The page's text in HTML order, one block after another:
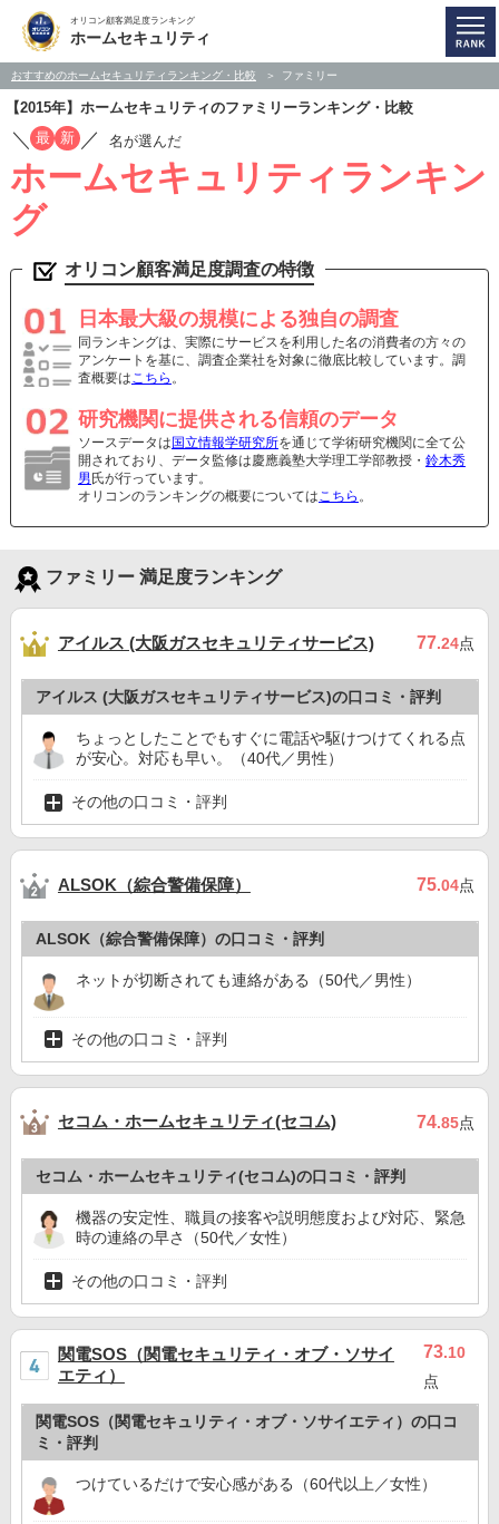
オリコン顧客満足度ランキング
ホームセキュリティ
おすすめのホームセキュリティランキング・比較 ファミリー
【2015年】ホームセキュリティのファミリーランキング・比較
／ 最 新 ／ 名が選んだ
ホームセキュリティランキン
グ
オリコン顧客満足度調査の特徴
日本最大級の規模による独自の調査
同ランキングは、実際にサービスを利用した名の消費者の方々の
アンケートを基に、調査企業社を対象に徹底比較しています。調
査概要はこちら 。
研究機関に提供される信頼のデータ
ソースデータは 国立情報学研究所を通じて学術研究機関に全て公
開されており、データ監修は慶應義塾大学理工学部教授・ 鈴木秀
男 氏が行っています。
オリコンのランキングの概要についてはこちら 。
ファミリー 満足度ランキング
アイルス (大阪ガスセキュリティサービス) 77.24点
アイルス (大阪ガスセキュリティサービス)の口コミ・評判
ちょっとしたことでもすぐに電話や駆けつけてくれる点
が安心。対応も早い。（40代／男性）
その他の口コミ・評判
ALSOK（綜合警備保障） 75.04点
ALSOK（綜合警備保障）の口コミ・評判
ネットが切断されても連絡がある（50代／男性）
その他の口コミ・評判
セコム・ホームセキュリティ(セコム) 74.85点
セコム・ホームセキュリティ(セコム)の口コミ・評判
機器の安定性、職員の接客や説明態度および対応、緊急
時の連絡の早さ（50代／女性）
その他の口コミ・評判
関電SOS（関電セキュリティ・オブ・ソサイ
エティ）
73.10
点
関電SOS（関電セキュリティ・オブ・ソサイエティ）の口コ
ミ・評判
つけているだけで安心感がある（60代以上／女性）